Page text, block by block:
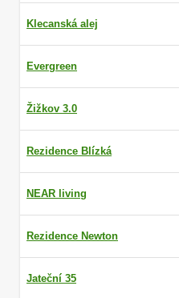
Klecanská alej
Evergreen
Žižkov 3.0
Rezidence Blízká
NEAR living
Rezidence Newton
Jateční 35